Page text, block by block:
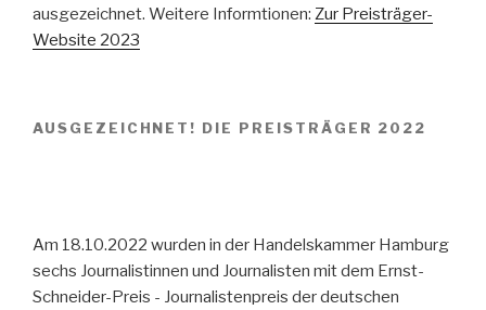
ausgezeichnet. Weitere Informtionen: Zur Preisträger-
Website 2023
AUSGEZEICHNET! DIE PREISTRÄGER 2022
Am 18.10.2022 wurden in der Handelskammer Hamburg
sechs Journalistinnen und Journalisten mit dem Ernst-
Schneider-Preis - Journalistenpreis der deutschen